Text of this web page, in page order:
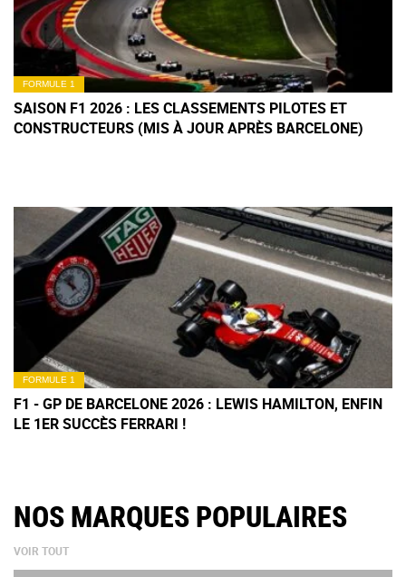
FORMULE 1
SAISON F1 2026 : LES CLASSEMENTS PILOTES ET
CONSTRUCTEURS (MIS À JOUR APRÈS BARCELONE)
FORMULE 1
F1 - GP DE BARCELONE 2026 : LEWIS HAMILTON, ENFIN
LE 1ER SUCCÈS FERRARI !
NOS MARQUES POPULAIRES
VOIR TOUT